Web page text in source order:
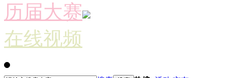
历届大赛
在线视频